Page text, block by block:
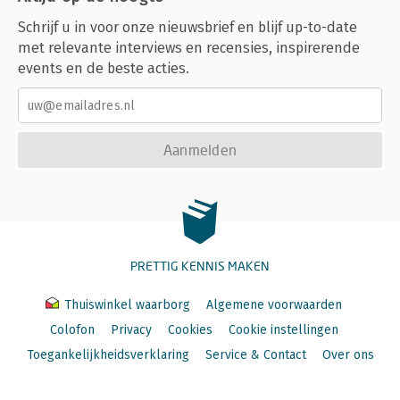
Register
Schrijf u in voor onze nieuwsbrief en blijf up-to-date
met relevante interviews en recensies, inspirerende
events en de beste acties.
Aanmelden
PRETTIG KENNIS MAKEN
Thuiswinkel waarborg
Algemene voorwaarden
Colofon
Privacy Cookies
Cookie instellingen
Toegankelijkheidsverklaring
Service & Contact Over ons